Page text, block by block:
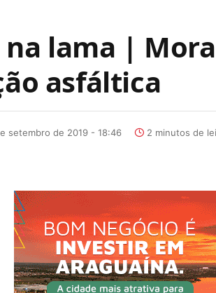
na lama |
asfáltica
setembro de 2019 - 18:46 2 minutos de